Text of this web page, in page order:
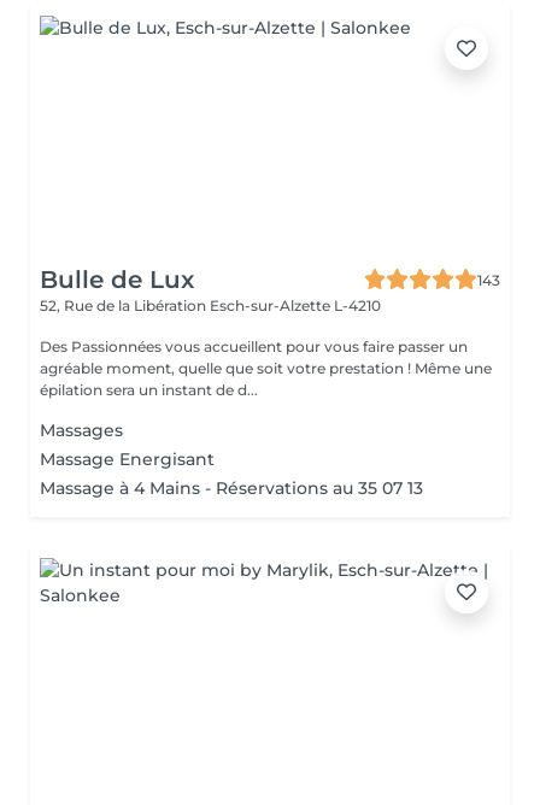
Bulle de Lux
143
52, Rue de la Libération Esch-sur-Alzette L-4210
Des Passionnées vous accueillent pour vous faire passer un
agréable moment, quelle que soit votre prestation ! Même une
épilation sera un instant de d...
Massages
Massage Energisant
Massage à 4 Mains - Réservations au 35 07 13